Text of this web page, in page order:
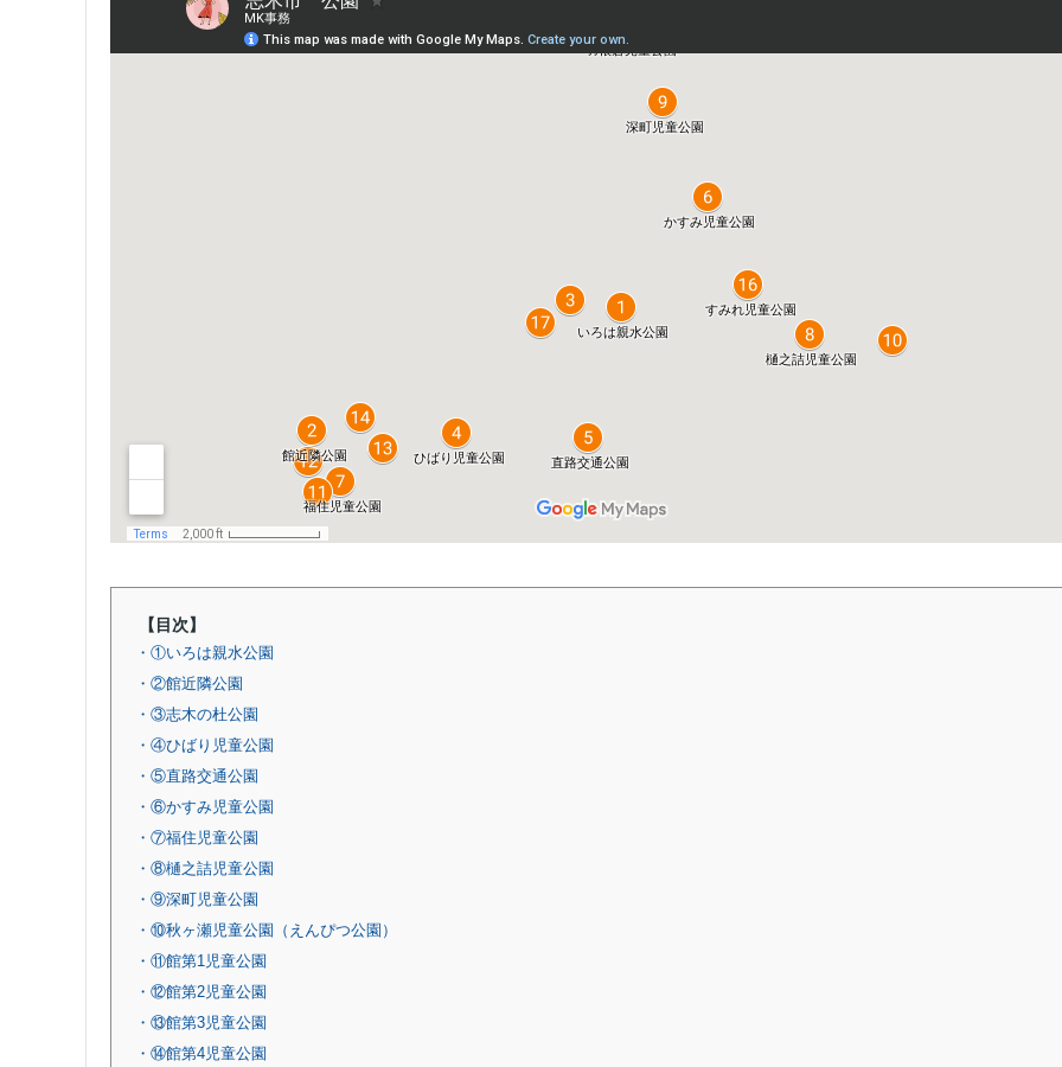
【目次】
・①いろは親水公園
・②館近隣公園
・③志木の杜公園
・④ひばり児童公園
・⑤直路交通公園
・⑥かすみ児童公園
・⑦福住児童公園
・⑧樋之詰児童公園
・⑨深町児童公園
・⑩秋ヶ瀬児童公園（えんぴつ公園）
・⑪館第1児童公園
・⑫館第2児童公園
・⑬館第3児童公園
・⑭館第4児童公園